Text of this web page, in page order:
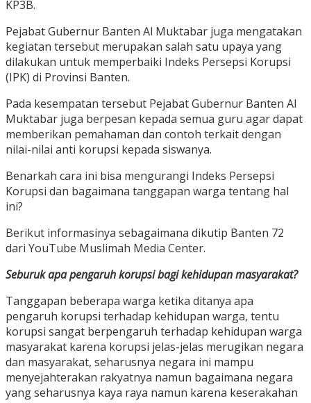
KP3B.
Pejabat Gubernur Banten Al Muktabar juga mengatakan
kegiatan tersebut merupakan salah satu upaya yang
dilakukan untuk memperbaiki Indeks Persepsi Korupsi
(IPK) di Provinsi Banten.
Pada kesempatan tersebut Pejabat Gubernur Banten Al
Muktabar juga berpesan kepada semua guru agar dapat
memberikan pemahaman dan contoh terkait dengan
nilai-nilai anti korupsi kepada siswanya.
Benarkah cara ini bisa mengurangi Indeks Persepsi
Korupsi dan bagaimana tanggapan warga tentang hal
ini?
Berikut informasinya sebagaimana dikutip Banten 72
dari YouTube Muslimah Media Center.
Seburuk apa pengaruh korupsi bagi kehidupan masyarakat?
Tanggapan beberapa warga ketika ditanya apa
pengaruh korupsi terhadap kehidupan warga, tentu
korupsi sangat berpengaruh terhadap kehidupan warga
masyarakat karena korupsi jelas-jelas merugikan negara
dan masyarakat, seharusnya negara ini mampu
menyejahterakan rakyatnya namun bagaimana negara
yang seharusnya kaya raya namun karena keserakahan